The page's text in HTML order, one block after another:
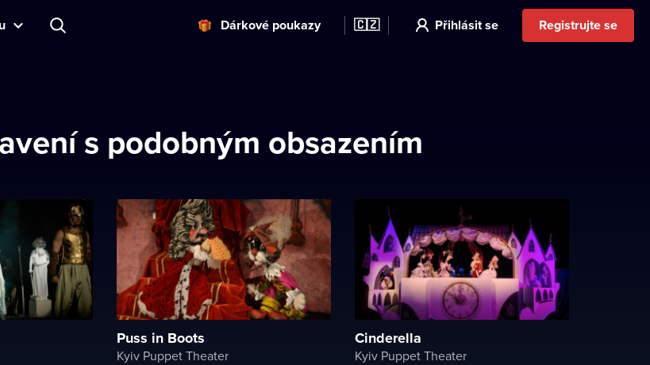
Dárkové poukazy 🇨🇿 Přihlásit se Registrujte se
s podobným obsazením
Puss in Boots
Kyiv Puppet Theater
Cinderella
Kyiv Puppet Theater